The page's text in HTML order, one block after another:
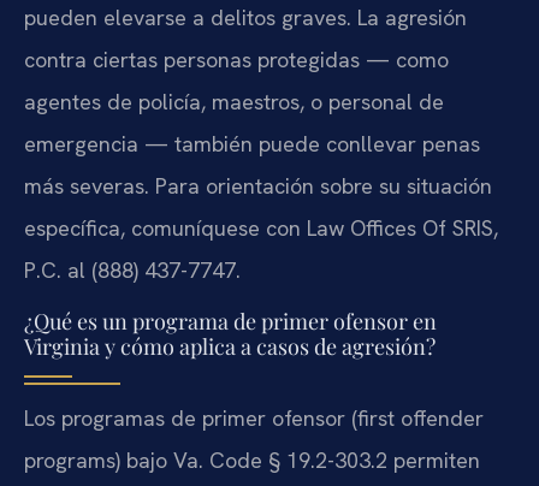
pueden elevarse a delitos graves. La agresión
contra ciertas personas protegidas — como
agentes de policía, maestros, o personal de
emergencia — también puede conllevar penas
más severas. Para orientación sobre su situación
específica, comuníquese con Law Offices Of SRIS,
P.C. al (888) 437-7747.
¿Qué es un programa de primer ofensor en
Virginia y cómo aplica a casos de agresión?
Los programas de primer ofensor (first offender
programs) bajo Va. Code § 19.2-303.2 permiten